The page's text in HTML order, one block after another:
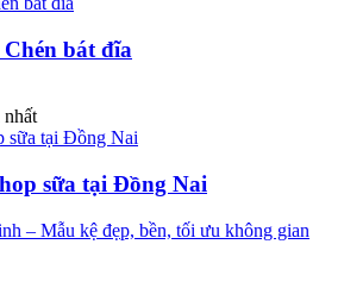
bát đĩa
sữa tại Đồng Nai